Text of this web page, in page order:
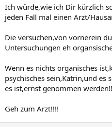
Ich würde,wie ich Dir kürzlich
jeden Fall mal einen Arzt/
Die versuchen,von vornerein
Untersuchungen eh
Wenn es nichts organisches
psychisches sein,Katrin,und es
es ist,ernst genommen
Geh zum Arzt!!!!